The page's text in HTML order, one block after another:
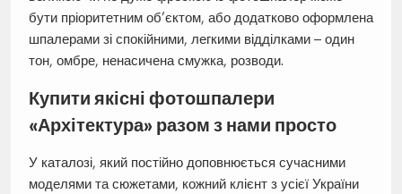
бути пріоритетним об’єктом, або додатково оформлена
шпалерами зі спокійними, легкими відділками – один
тон, омбре, ненасичена смужка, розводи.
Купити якісні фотошпалери
«Архітектура» разом з нами просто
У каталозі, який постійно доповнюється сучасними
моделями та сюжетами, кожний клієнт з усієї України